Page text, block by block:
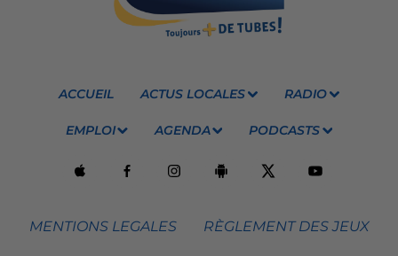
ACCUEIL ACTUS LOCALES RADIO
EMPLOI AGENDA PODCASTS
MENTIONS LEGALES RÈGLEMENT DES JEUX